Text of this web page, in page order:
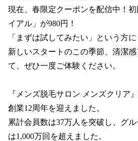
現在、春限定クーポンを配信中！
イアル」が980円！
「まずは試してみたい」という方に
新しいスタートのこの季節、清潔
て、ぜひ一度ご体験ください。
『メンズ脱毛サロン メンズクリア
創業12周年を迎えました。
累計会員数は37万人を突破し、グ
は1,000万回を超えました。